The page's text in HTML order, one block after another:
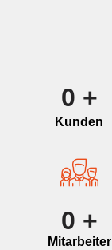
0 +
Kunden
0 +
Mitarbeiter